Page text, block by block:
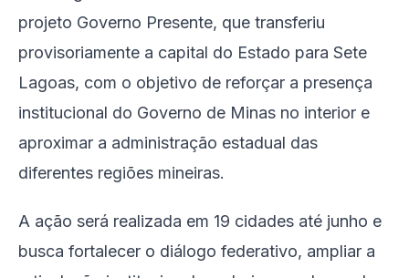
projeto Governo Presente, que transferiu
provisoriamente a capital do Estado para Sete
Lagoas, com o objetivo de reforçar a presença
institucional do Governo de Minas no interior e
aproximar a administração estadual das
diferentes regiões mineiras.
A ação será realizada em 19 cidades até junho e
busca fortalecer o diálogo federativo, ampliar a